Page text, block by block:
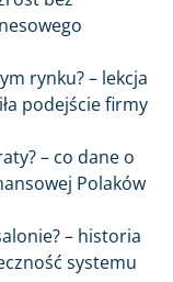
rynku? – lekcja
podejście firmy
– co dane o
Polaków
– historia
systemu